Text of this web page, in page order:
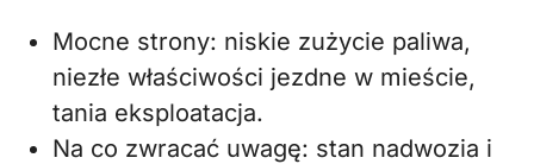
Mocne strony: niskie zużycie paliwa,
niezłe właściwości jezdne w mieście,
tania eksploatacja.
Na co zwracać uwagę: stan nadwozia i